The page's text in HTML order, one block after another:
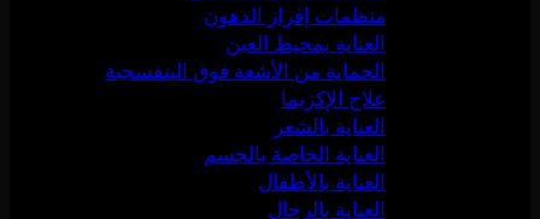
منظمات إفراز الدهون
العناية بمحيط العين
الحماية من الأشعة فوق البنفسجية
علاج الإكزيما
العناية بالشعر
العناية الخاصة بالجسم
العناية بالأطفال
العناية بالرجال